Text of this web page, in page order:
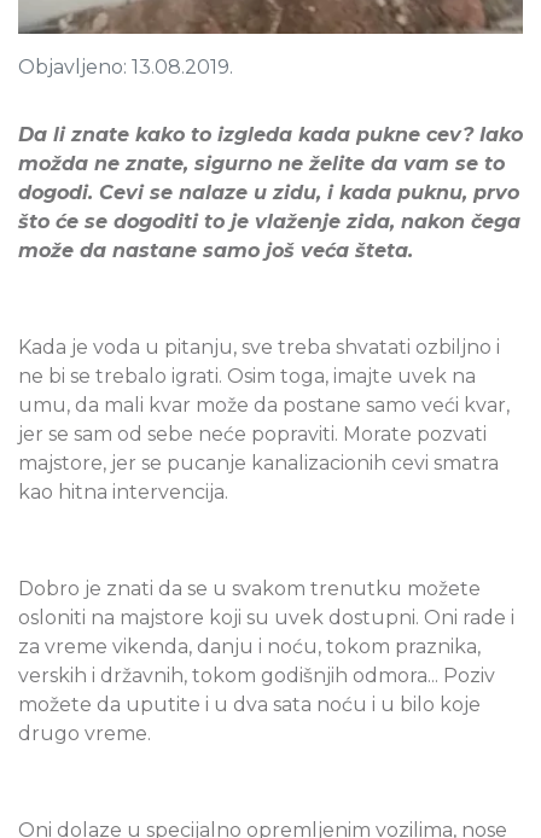
Objavljeno: 13.08.2019.
Da li znate kako to izgleda kada pukne cev? Iako
možda ne znate, sigurno ne želite da vam se to
dogodi. Cevi se nalaze u zidu, i kada puknu, prvo
što će se dogoditi to je vlaženje zida, nakon čega
može da nastane samo još veća šteta.
Kada je voda u pitanju, sve treba shvatati ozbiljno i
ne bi se trebalo igrati. Osim toga, imajte uvek na
umu, da mali kvar može da postane samo veći kvar,
jer se sam od sebe neće popraviti. Morate pozvati
majstore, jer se pucanje kanalizacionih cevi smatra
kao hitna intervencija.
Dobro je znati da se u svakom trenutku možete
osloniti na majstore koji su uvek dostupni. Oni rade i
za vreme vikenda, danju i noću, tokom praznika,
verskih i državnih, tokom godišnjih odmora... Poziv
možete da uputite i u dva sata noću i u bilo koje
drugo vreme.
Oni dolaze u specijalno opremljenim vozilima, nose